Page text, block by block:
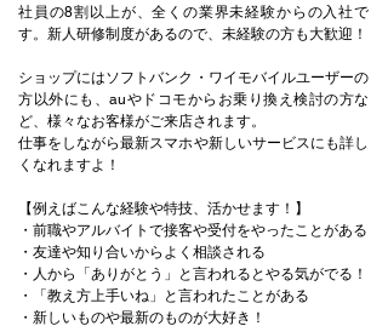
社員の8割以上が、全くの業界未経験からの入社で
す。新人研修制度があるので、未経験の方も大歓迎！
ショップにはソフトバンク・ワイモバイルユーザーの
方以外にも、auやドコモからお乗り換え検討の方な
ど、様々なお客様がご来店されます。
仕事をしながら最新スマホや新しいサービスにも詳し
くなれますよ！
【例えばこんな経験や特技、活かせます！】
・前職やアルバイトで接客や受付をやったことがある
・友達や知り合いからよく相談される
・人から「ありがとう」と言われるとやる気がでる！
・「教え方上手いね」と言われたことがある
・新しいものや最新のものが大好き！